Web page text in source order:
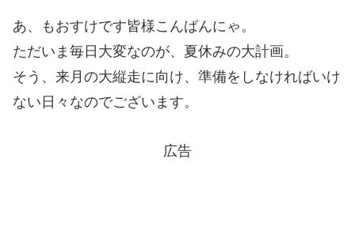
あ、もおすけです皆様こんばんにゃ。
ただいま毎日大変なのが、夏休みの大計画。
そう、来月の大縦走に向け、準備をしなければいけ
ない日々なのでございます。
広告